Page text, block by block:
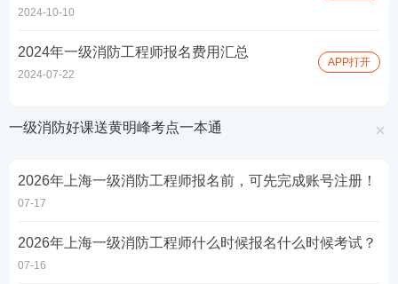
2024-10-10
2024年一级消防工程师报名费用汇总
2024-07-22
APP打开
一级消防好课送黄明峰考点一本通
2026年上海一级消防工程师报名前，可先完成账号注册！
07-17
2026年上海一级消防工程师什么时候报名什么时候考试？
07-16